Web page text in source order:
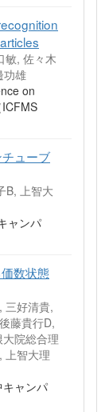
敏, 佐々木
功雄
on
ューブ
B, 上智大
ャンパ
数状態
三好清貴,
藤貴行D,
院総合理
上智大理
ャンパ